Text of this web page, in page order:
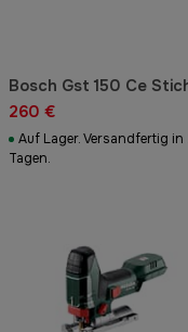
Bosch Gst 150 Ce
260 €
Auf Lager. Versandfertig
Tagen.